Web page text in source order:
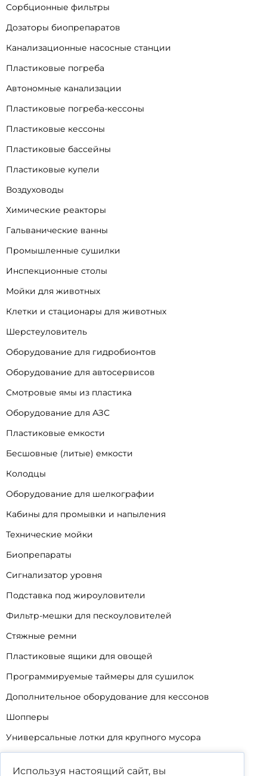
Сорбционные фильтры
Дозаторы биопрепаратов
Канализационные насосные станции
Пластиковые погреба
Автономные канализации
Пластиковые погреба-кессоны
Пластиковые кессоны
Пластиковые бассейны
Пластиковые купели
Воздуховоды
Химические реакторы
Гальванические ванны
Промышленные сушилки
Инспекционные столы
Мойки для животных
Клетки и стационары для животных
Шерстеуловитель
Оборудование для гидробионтов
Оборудование для автосервисов
Смотровые ямы из пластика
Оборудование для АЗС
Пластиковые емкости
Бесшовные (литые) емкости
Колодцы
Оборудование для шелкографии
Кабины для промывки и напыления
Технические мойки
Биопрепараты
Сигнализатор уровня
Подставка под жироуловители
Фильтр-мешки для пескоуловителей
Стяжные ремни
Пластиковые ящики для овощей
Программируемые таймеры для сушилок
Дополнительное оборудование для кессонов
Шопперы
Универсальные лотки для крупного мусора
Используя настоящий сайт, вы